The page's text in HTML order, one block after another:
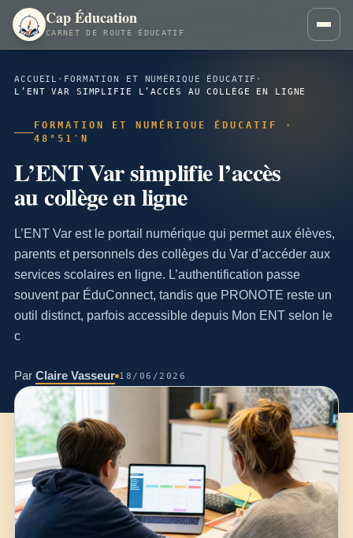
Cap Éducation
CARNET DE ROUTE ÉDUCATIF
ACCUEIL · FORMATION ET NUMÉRIQUE ÉDUCATIF ·
L’ENT VAR SIMPLIFIE L’ACCÈS AU COLLÈGE EN LIGNE
FORMATION ET NUMÉRIQUE ÉDUCATIF ·
48°51′N
L’ENT Var simplifie l’accès
au collège en ligne
L’ENT Var est le portail numérique qui permet aux élèves,
parents et personnels des collèges du Var d’accéder aux
services scolaires en ligne. L’authentification passe
souvent par ÉduConnect, tandis que PRONOTE reste un
outil distinct, parfois accessible depuis Mon ENT selon le
c
Par Claire Vasseur 18/06/2026